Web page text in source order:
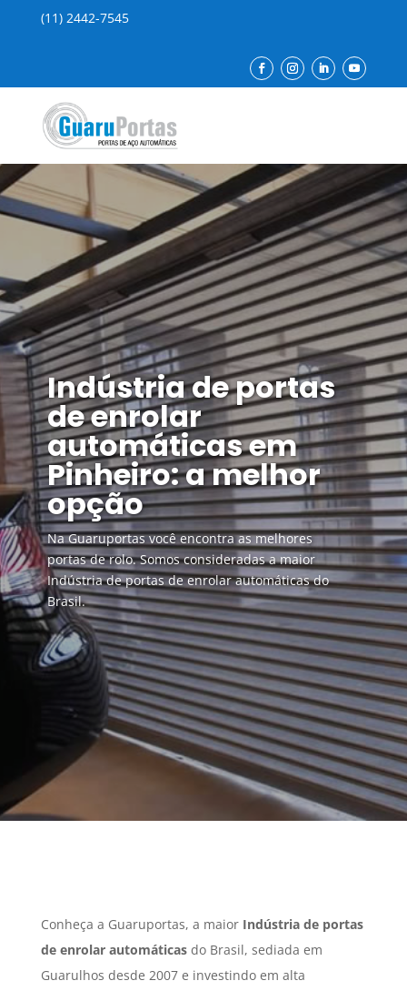
(11) 2442-7545
Indústria de portas
de enrolar
automáticas em
Pinheiro: a melhor
opção
Na Guaruportas você encontra as melhores
portas de rolo. Somos consideradas a maior
Indústria de portas de enrolar automáticas do
Brasil.
Conheça a Guaruportas, a maior Indústria de portas
de enrolar automáticasdo Brasil, sediada em
Guarulhos desde 2007 e investindo em alta